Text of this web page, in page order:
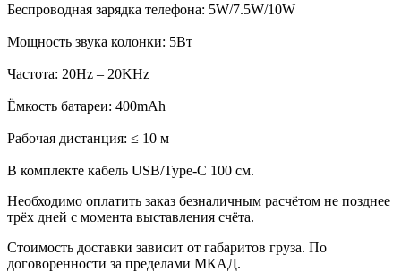
Беспроводная зарядка телефона: 5W/7.5W/10W
Мощность звука колонки: 5Вт
Частота: 20Hz – 20KHz
Ёмкость батареи: 400mAh
Рабочая дистанция: ≤ 10 м
В комплекте кабель USB/Type-C 100 см.
Необходимо оплатить заказ безналичным расчётом не позднее
трёх дней с момента выставления счёта.
Стоимость доставки зависит от габаритов груза. По
договоренности за пределами МКАД.